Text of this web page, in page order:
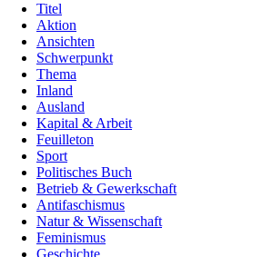
Titel
Aktion
Ansichten
Schwerpunkt
Thema
Inland
Ausland
Kapital & Arbeit
Feuilleton
Sport
Politisches Buch
Betrieb & Gewerkschaft
Antifaschismus
Natur & Wissenschaft
Feminismus
Geschichte